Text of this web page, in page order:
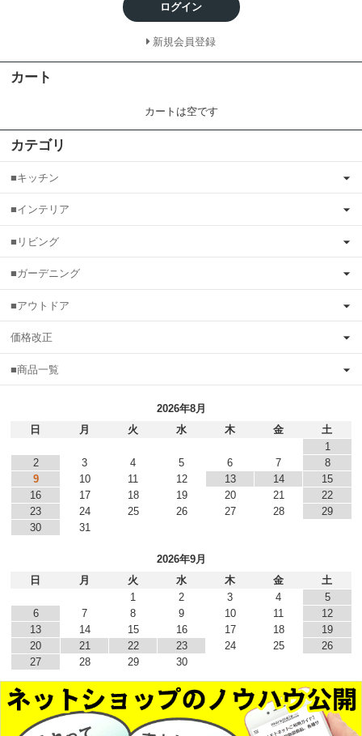
ログイン
新規会員登録
カート
カートは空です
カテゴリ
■キッチン
■インテリア
■リビング
■ガーデニング
■アウトドア
価格改正
■商品一覧
2026年8月
日
月 火 水 木 金
土
1
2
3 4 5 6 7
8
9
10 11 12 13 14
15
16
17 18 19 20 21
22
23
24 25 26 27 28
29
30
31
2026年9月
日
月 火 水 木 金
土
1
2 3 4
5
6
7 8 9 10 11
12
13
14 15 16 17 18
19
20
21 22 23 24 25
26
27
28 29 30